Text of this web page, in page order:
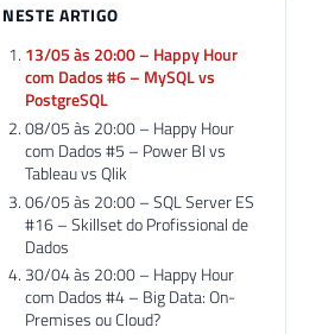
NESTE ARTIGO
13/05 às 20:00 – Happy Hour
com Dados #6 – MySQL vs
PostgreSQL
08/05 às 20:00 – Happy Hour
com Dados #5 – Power BI vs
Tableau vs Qlik
06/05 às 20:00 – SQL Server ES
#16 – Skillset do Profissional de
Dados
30/04 às 20:00 – Happy Hour
com Dados #4 – Big Data: On-
Premises ou Cloud?